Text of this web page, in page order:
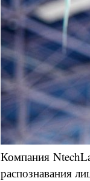
Компания
распознавания